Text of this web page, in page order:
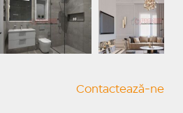
Contactează-ne